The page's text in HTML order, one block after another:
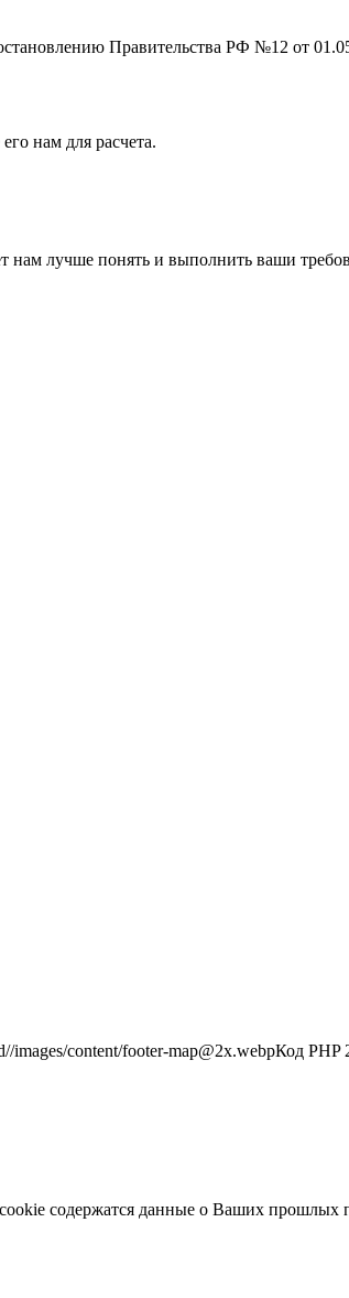
Правительства РФ №12 от
нам для расчета.
лучше понять и выполнить ваши
images/content/footer-map@2x.webpКод PHP
содержатся данные о Ваших